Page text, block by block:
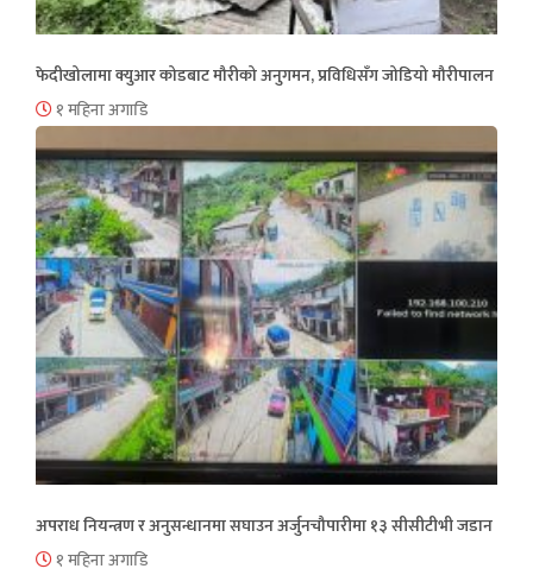
फेदीखोलामा क्युआर कोडबाट मौरीको अनुगमन, प्रविधिसँग जोडियो मौरीपालन
१ महिना अगाडि
अपराध नियन्त्रण र अनुसन्धानमा सघाउन अर्जुनचौपारीमा १३ सीसीटीभी जडान
१ महिना अगाडि